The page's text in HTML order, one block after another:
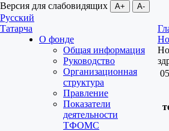
Версия для слабовидящих
A+ A-
Русский
Татарча
О фонде
Общая информация
Руководство
Организационная
структура
Правление
Показатели
деятельности
ТФОМС